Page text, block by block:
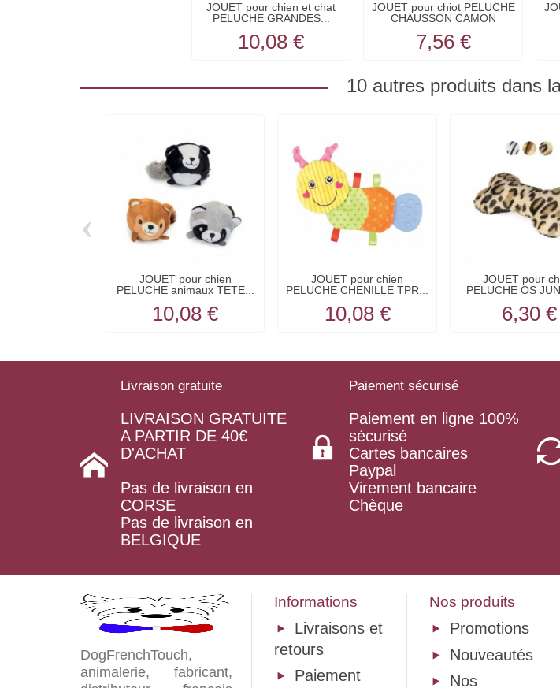
JOUET pour chien et chat
PELUCHE GRANDES...
10,08 €
JOUET pour chiot PELUCHE
CHAUSSON CAMON
7,56 €
10 autres produits dans
JOUET pour chien
PELUCHE animaux TETE...
10,08 €
JOUET pour chien
PELUCHE CHENILLE TPR...
10,08 €
JOUET pour
PELUCHE OS
6,30 €
‹
Livraison gratuite
LIVRAISON GRATUITE
A PARTIR DE 40€
D'ACHAT
Pas de livraison en
CORSE
Pas de livraison en
BELGIQUE
Paiement sécurisé
Paiement en ligne 100%
sécurisé
Cartes bancaires
Paypal
Virement bancaire
Chèque
DogFrenchTouch,
animalerie, fabricant,
Informations
Livraisons et
retours
Paiement
Nos produits
Promotions
Nouveautés
Nos